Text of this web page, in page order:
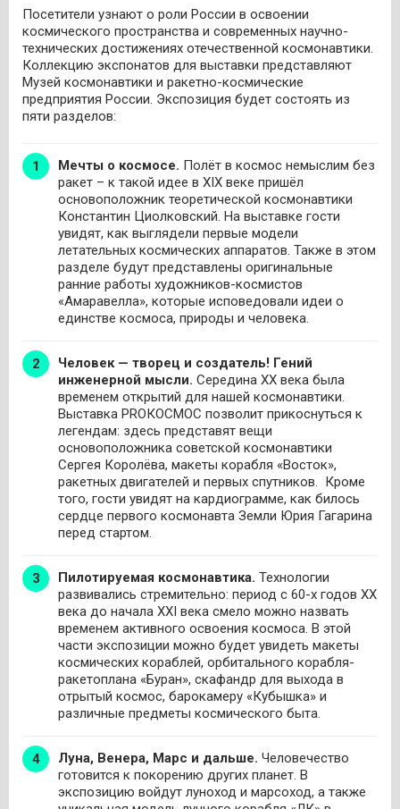
Посетители узнают о роли России в освоении
космического пространства и современных научно-
технических достижениях отечественной космонавтики.
Коллекцию экспонатов для выставки представляют
Музей космонавтики и ракетно-космические
предприятия России. Экспозиция будет состоять из
пяти разделов:
Мечты о космосе. Полёт в космос немыслим без
ракет – к такой идее в XIX веке пришёл
основоположник теоретической космонавтики
Константин Циолковский. На выставке гости
увидят, как выглядели первые модели
летательных космических аппаратов. Также в этом
разделе будут представлены оригинальные
ранние работы художников-космистов
«Амаравелла», которые исповедовали идеи о
единстве космоса, природы и человека.
Человек — творец и создатель! Гений
инженерной мысли. Середина ХХ века была
временем открытий для нашей космонавтики.
Выставка PROКОСМОС позволит прикоснуться к
легендам: здесь представят вещи
основоположника советской космонавтики
Сергея Королёва, макеты корабля «Восток»,
ракетных двигателей и первых спутников. Кроме
того, гости увидят на кардиограмме, как билось
сердце первого космонавта Земли Юрия Гагарина
перед стартом.
Пилотируемая космонавтика. Технологии
развивались стремительно: период с 60-х годов XX
века до начала XXI века смело можно назвать
временем активного освоения космоса. В этой
части экспозиции можно будет увидеть макеты
космических кораблей, орбитального корабля-
ракетоплана «Буран», скафандр для выхода в
отрытый космос, барокамеру «Кубышка» и
различные предметы космического быта.
Луна, Венера, Марс и дальше. Человечество
готовится к покорению других планет. В
экспозицию войдут луноход и марсоход, а также